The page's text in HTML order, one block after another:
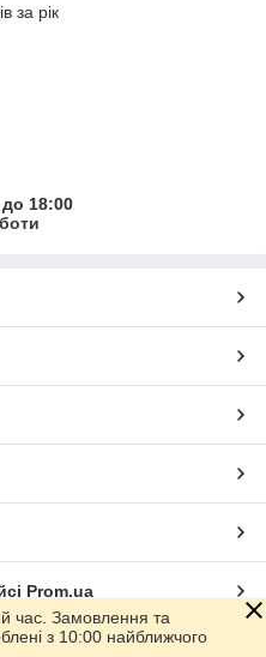
за рік
18:00
Prom.ua
час. Замовлення та
з 10:00 найближчого